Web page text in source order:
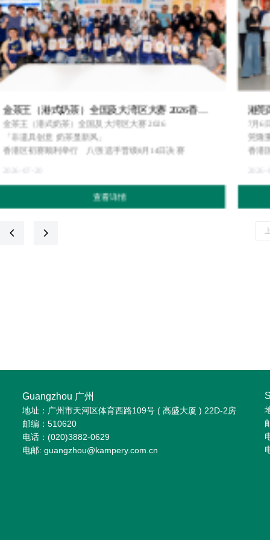
茶王（港式奶茶）全国及大湾区大赛 2026香港
初赛顺利举行 八强选手晋级8月14日决赛
茶王（港式奶茶）全国及大湾区大赛 2026
非遗具创意 奶茶显新风」
港区初赛顺利举行 八强选手晋级8月14日决赛
查看详情
港莞
展
7月6
莞隆
香港
넳 넲
Guangzhou 广州
地址：广州市天河区体育西路109号 ( 高盛大厦 ) 22D-2房
邮编：510620
电话：(020)3882-0629
电邮: guangzhou@kampery.com.cn